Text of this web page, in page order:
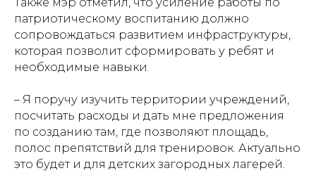
патриотическому воспитанию должно
сопровождаться развитием инфраструктуры,
которая позволит сформировать у ребят и
необходимые навыки.
– Я поручу изучить территории учреждений,
посчитать расходы и дать мне предложения
по созданию там, где позволяют площадь,
полос препятствий для тренировок. Актуально
это будет и для детских загородных лагерей.